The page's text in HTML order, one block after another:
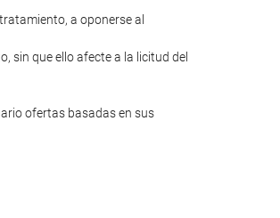
a oponerse al
sin que ello afecte a la licitud del
ofertas basadas en sus